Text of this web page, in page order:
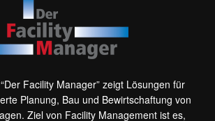
Facility Manager” zeigt Lösungen für
Planung, Bau und Bewirtschaftung von
Ziel von Facility Management ist es,